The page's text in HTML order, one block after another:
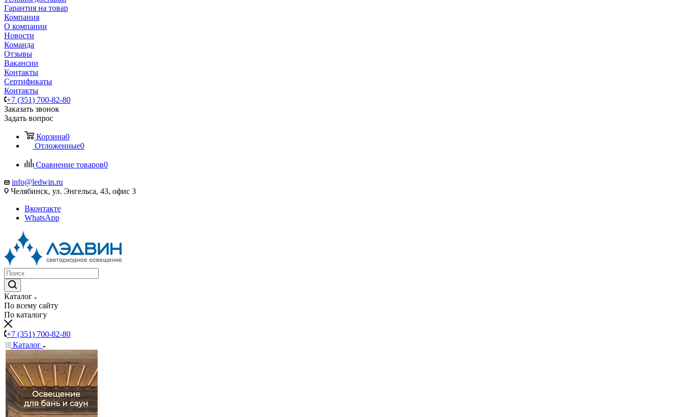
Гарантия на товар
Компания
О компании
Новости
Команда
Отзывы
Вакансии
Контакты
Сертификаты
Контакты
+7 (351) 700-82-80
Заказать звонок
Задать вопрос
Корзина0
Отложенные0
Сравнение товаров0
info@ledwin.ru
Челябинск, ул. Энгельса, 43, офис 3
Вконтакте
WhatsApp
Каталог
По всему сайту
По каталогу
+7 (351) 700-82-80
Каталог